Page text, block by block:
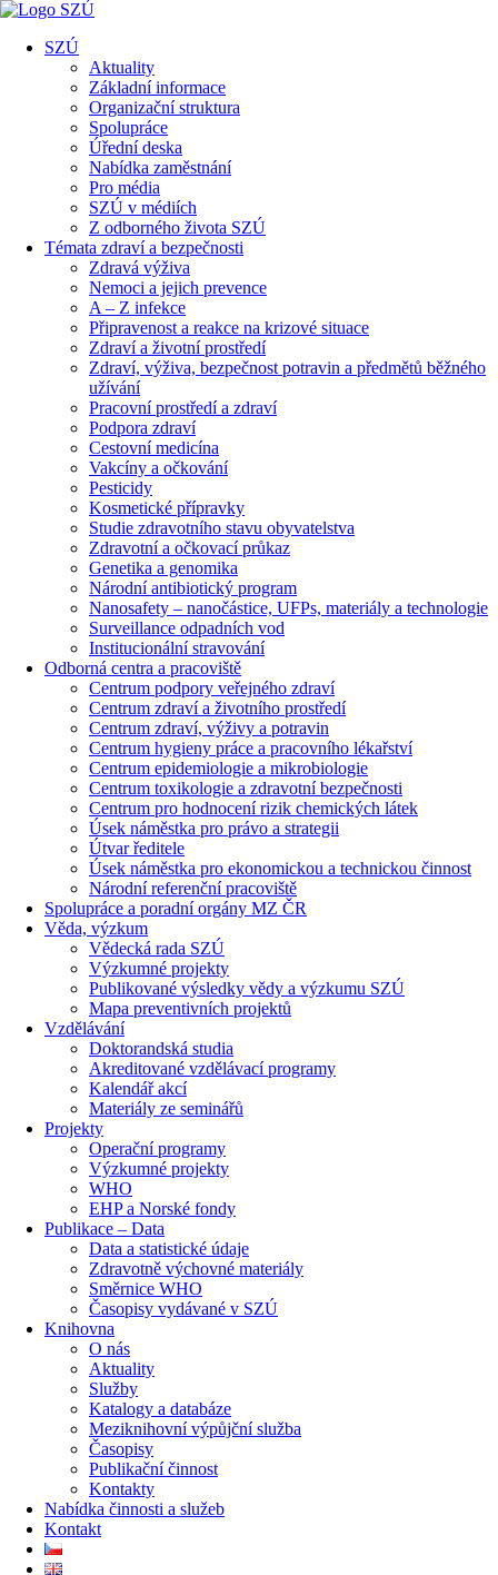
SZÚ
Aktuality
Základní informace
Organizační struktura
Spolupráce
Úřední deska
Nabídka zaměstnání
Pro média
SZÚ v médiích
Z odborného života SZÚ
Témata zdraví a bezpečnosti
Zdravá výživa
Nemoci a jejich prevence
A – Z infekce
Připravenost a reakce na krizové situace
Zdraví a životní prostředí
Zdraví, výživa, bezpečnost potravin a předmětů běžného
užívání
Pracovní prostředí a zdraví
Podpora zdraví
Cestovní medicína
Vakcíny a očkování
Pesticidy
Kosmetické přípravky
Studie zdravotního stavu obyvatelstva
Zdravotní a očkovací průkaz
Genetika a genomika
Národní antibiotický program
Nanosafety – nanočástice, UFPs, materiály a technologie
Surveillance odpadních vod
Institucionální stravování
Odborná centra a pracoviště
Centrum podpory veřejného zdraví
Centrum zdraví a životního prostředí
Centrum zdraví, výživy a potravin
Centrum hygieny práce a pracovního lékařství
Centrum epidemiologie a mikrobiologie
Centrum toxikologie a zdravotní bezpečnosti
Centrum pro hodnocení rizik chemických látek
Úsek náměstka pro právo a strategii
Útvar ředitele
Úsek náměstka pro ekonomickou a technickou činnost
Národní referenční pracoviště
Spolupráce a poradní orgány MZ ČR
Věda, výzkum
Vědecká rada SZÚ
Výzkumné projekty
Publikované výsledky vědy a výzkumu SZÚ
Mapa preventivních projektů
Vzdělávání
Doktorandská studia
Akreditované vzdělávací programy
Kalendář akcí
Materiály ze seminářů
Projekty
Operační programy
Výzkumné projekty
WHO
EHP a Norské fondy
Publikace – Data
Data a statistické údaje
Zdravotně výchovné materiály
Směrnice WHO
Časopisy vydávané v SZÚ
Knihovna
O nás
Aktuality
Služby
Katalogy a databáze
Meziknihovní výpůjční služba
Časopisy
Publikační činnost
Kontakty
Nabídka činnosti a služeb
Kontakt